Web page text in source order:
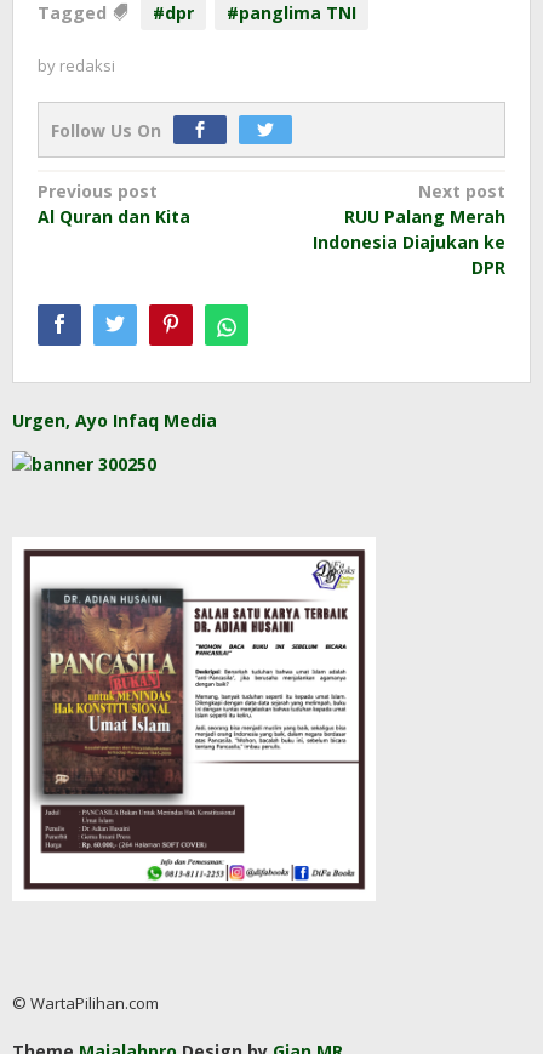
Tagged #dpr #panglima TNI
by redaksi
Follow Us On
Post
navigation
Previous post
Al Quran dan Kita
Next post
RUU Palang Merah
Indonesia Diajukan ke
DPR
Urgen, Ayo Infaq Media
© WartaPilihan.com